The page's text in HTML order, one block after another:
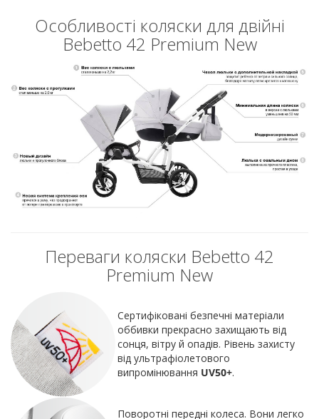
Особливості коляски для двійні
Bebetto 42 Premium New
Переваги коляски Bebetto 42
Premium New
Сертифіковані безпечні матеріали
оббивки прекрасно захищають від
сонця, вітру й опадів. Рівень захисту
від ультрафіолетового
випромінювання UV50+.
Поворотні передні колеса. Вони легко